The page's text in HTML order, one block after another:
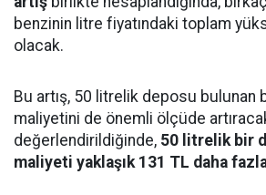
benzinin litre fiyatındaki toplam
olacak.
Bu artış, 50 litrelik deposu bulunan
maliyetini de önemli ölçüde
değerlendirildiğinde, 50 litrelik bir
maliyeti yaklaşık 131 TL daha